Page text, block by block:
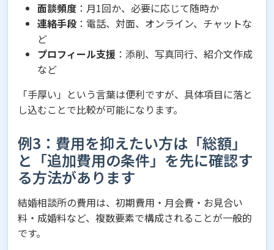
面談頻度 ：月1回か、必要に応じて随時か
連絡手段 ：電話、対面、オンライン、チャットな
ど
プロフィール支援 ：添削、写真同行、紹介文作成
など
「手厚い」という言葉は便利ですが、具体項目に落と
し込むことで比較が可能になります。
例3：費用を抑えたい方は「総額」
と「追加費用の条件」を先に確認す
る方法があります
結婚相談所の費用は、初期費用・月会費・お見合い
料・成婚料など、複数要素で構成されることが一般的
です。